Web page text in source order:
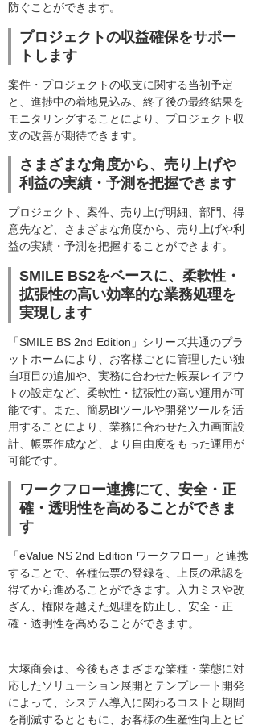
防ぐことができます。
プロジェクトの収益確保をサポー
トします
案件・プロジェクトの収支に関する当初予定
と、進捗中の着地見込み、終了後の最終結果を
モニタリングすることにより、プロジェクト収
支の改善が期待できます。
さまざまな角度から、売り上げや
利益の実績・予測を把握できます
プロジェクト、案件、売り上げ明細、部門、得
意先など、さまざまな角度から、売り上げや利
益の実績・予測を把握することができます。
SMILE BS2をベースに、柔軟性・
拡張性の高い効率的な業務処理を
実現します
「SMILE BS 2nd Edition」シリーズ共通のプラ
ットホームにより、お客様ごとに管理したい独
自項目の追加や、実務に合わせた帳票レイアウ
トの設定など、柔軟性・拡張性の高い運用が可
能です。また、簡易BIツールや開発ツールを活
用することにより、業務に合わせた入力画面設
計、帳票作成など、より自由度をもった運用が
可能です。
ワークフロー連携にて、安全・正
確・透明性を高めることができま
す
「eValue NS 2nd Edition ワークフロー」と連携
することで、各種伝票の登録を、上長の承認を
得てから進めることができます。入力ミスや改
ざん、権限を越えた処理を防止し、安全・正
確・透明性を高めることができます。
大塚商会は、今後もさまざまな業種・業態に対
応したソリューション展開とテンプレート開発
によって、システム導入に関わるコストと期間
を削減するとともに、お客様の生産性向上とビ